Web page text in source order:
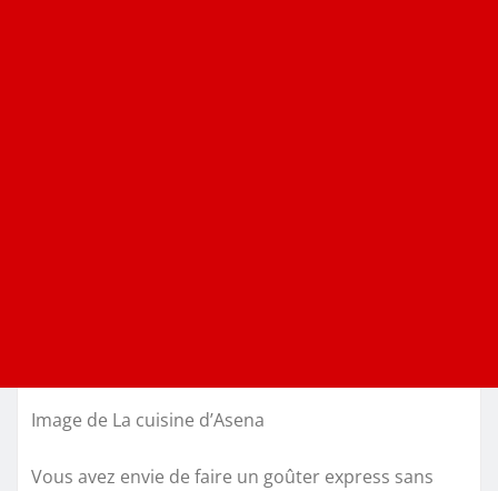
Image de La cuisine d’Asena
Vous avez envie de faire un goûter express sans